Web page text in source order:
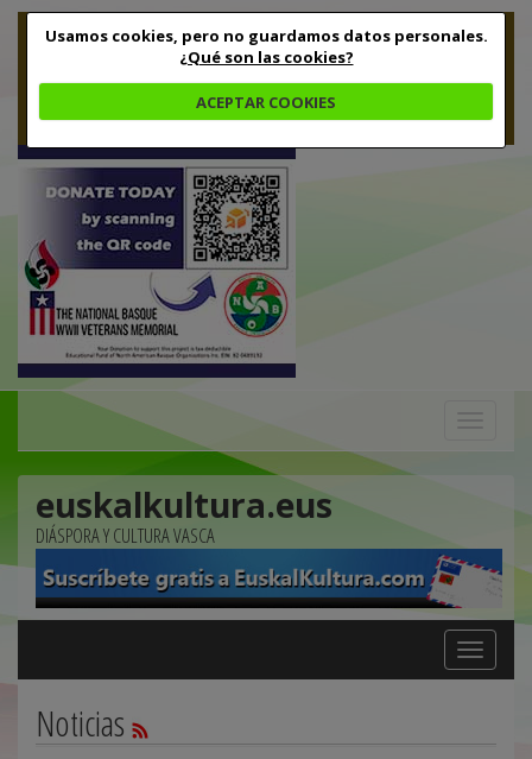
Usamos cookies, pero no guardamos datos personales.
¿Qué son las cookies?
ACEPTAR COOKIES
euskalkultura.eus
DIÁSPORA Y CULTURA VASCA
Toggle
navigation
Noticias